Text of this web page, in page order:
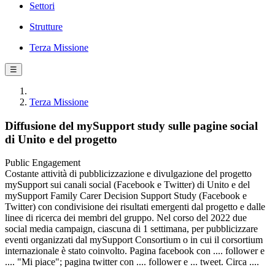
Settori
Strutture
Terza Missione
☰
Terza Missione
Diffusione del mySupport study sulle pagine social
di Unito e del progetto
Public Engagement
Costante attività di pubblicizzazione e divulgazione del progetto
mySupport sui canali social (Facebook e Twitter) di Unito e del
mySupport Family Carer Decision Support Study (Facebook e
Twitter) con condivisione dei risultati emergenti dal progetto e dalle
linee di ricerca dei membri del gruppo. Nel corso del 2022 due
social media campaign, ciascuna di 1 settimana, per pubblicizzare
eventi organizzati dal mySupport Consortium o in cui il corsortium
internazionale è stato coinvolto. Pagina facebook con .... follower e
.... "Mi piace"; pagina twitter con .... follower e ... tweet. Circa ....